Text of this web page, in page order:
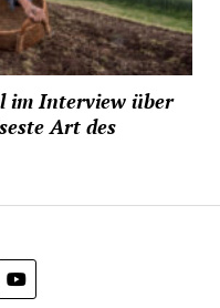
im Interview über
Art des